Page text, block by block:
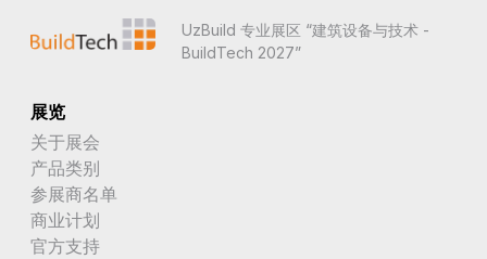
UzBuild 专业展区 “建筑设备与技术 -
BuildTech 2027”
展览
关于展会
产品类别
参展商名单
商业计划
官方支持